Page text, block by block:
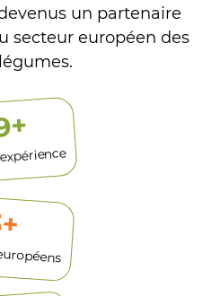
un partenaire
secteur européen des
+
+